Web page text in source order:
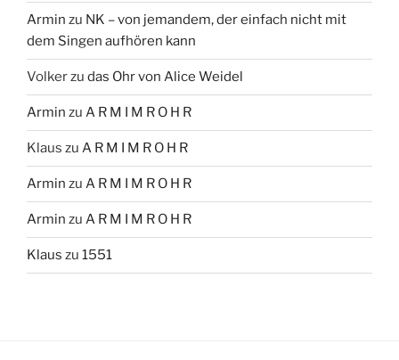
Armin zu NK – von jemandem, der einfach nicht mit
dem Singen aufhören kann
Volkerzu das Ohr von Alice Weidel
Armin zu A R M I M R O H R
Klaus zu A R M I M R O H R
Armin zu A R M I M R O H R
Armin zu A R M I M R O H R
Klaus zu 1551